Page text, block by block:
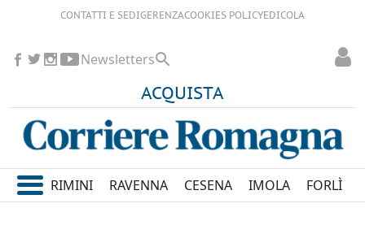
CONTATTI E SEDIGERENZACOOKIES POLICYEDICOLA
ACQUISTA
Newsletters
RIMINI RAVENNA CESENA IMOLA FORLÌ